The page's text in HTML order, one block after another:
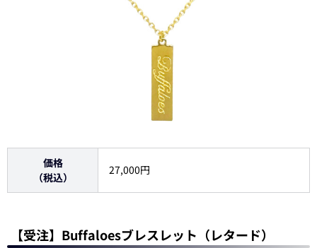
価格
（税込）
27,000円
【受注】Buffaloesブレスレット（レタード）